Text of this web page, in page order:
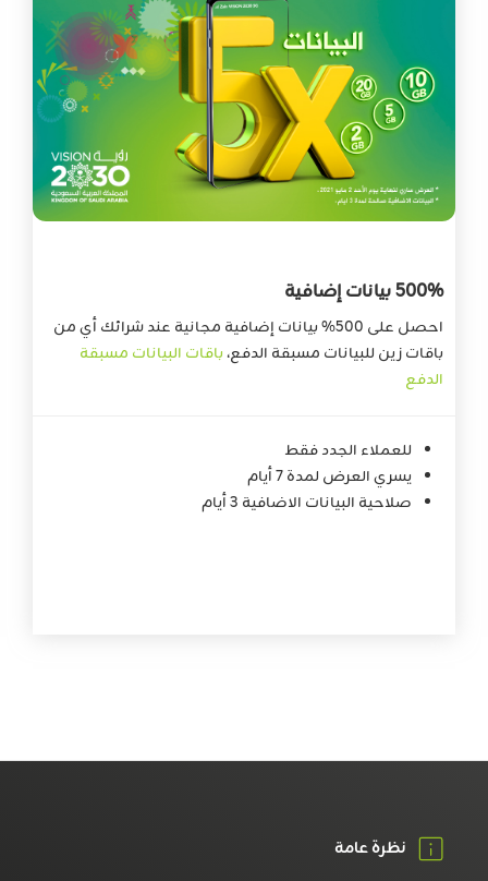
500% بيانات إضافية
احصل على 500% بيانات إضافية مجانية عند شرائك أي من
باقات زين للبيانات مسبقة الدفع، باقات البيانات مسبقة
الدفع
للعملاء الجدد فقط
يسري العرض لمدة 7 أيام
صلاحية البيانات الاضافية 3 أيام
نظرة عامة